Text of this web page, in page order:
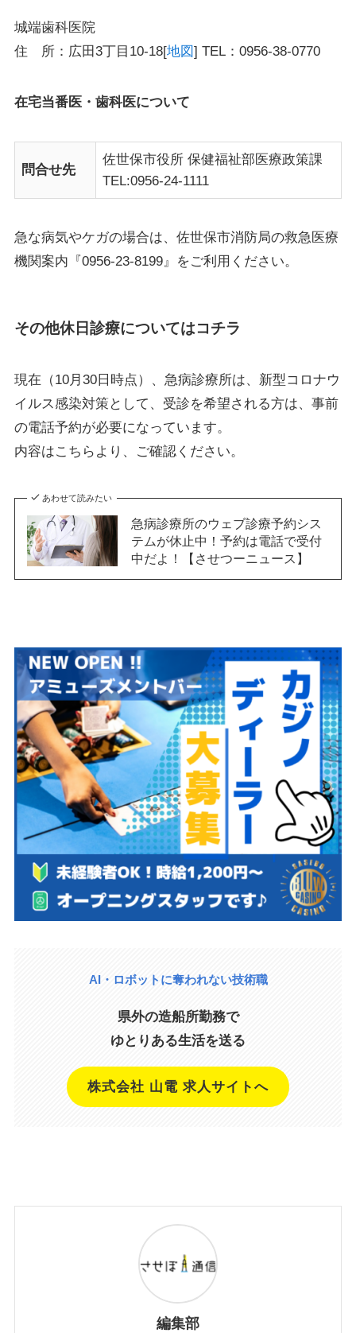
城端歯科医院
住 所：広田3丁目10-18[地図] TEL：0956-38-0770
在宅当番医・歯科医について
問合せ先
佐世保市役所 保健福祉部医療政策課
TEL:0956-24-1111
急な病気やケガの場合は、佐世保市消防局の救急医療
機関案内『0956-23-8199』をご利用ください。
その他休日診療についてはコチラ
現在（10月30日時点）、急病診療所は、新型コロナウ
イルス感染対策として、受診を希望される方は、事前
の電話予約が必要になっています。
内容はこちらより、ご確認ください。
あわせて読みたい
急病診療所のウェブ診療予約シス
テムが休止中！予約は電話で受付
中だよ！【させつーニュース】
AI・ロボットに奪われない技術職
県外の造船所勤務で
ゆとりある生活を送る
株式会社 山電 求人サイトへ
編集部